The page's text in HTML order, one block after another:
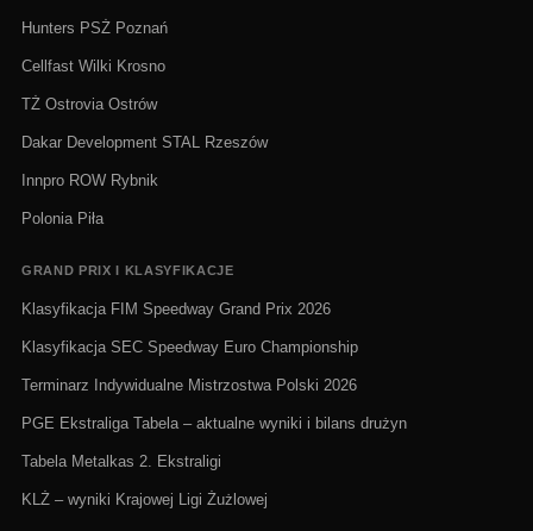
Hunters PSŻ Poznań
Cellfast Wilki Krosno
TŻ Ostrovia Ostrów
Dakar Development STAL Rzeszów
Innpro ROW Rybnik
Polonia Piła
GRAND PRIX I KLASYFIKACJE
Klasyfikacja FIM Speedway Grand Prix 2026
Klasyfikacja SEC Speedway Euro Championship
Terminarz Indywidualne Mistrzostwa Polski 2026
PGE Ekstraliga Tabela – aktualne wyniki i bilans drużyn
Tabela Metalkas 2. Ekstraligi
KLŻ – wyniki Krajowej Ligi Żużlowej